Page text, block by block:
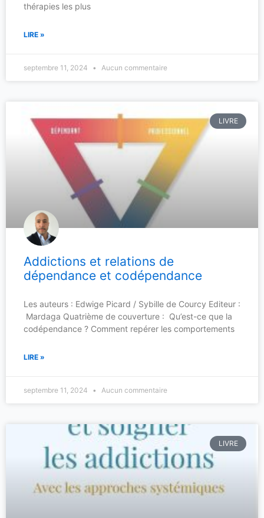
thérapies les plus
LIRE »
septembre 11, 2024 Aucun commentaire
LIVRE
Addictions et relations de
dépendance et codépendance
Les auteurs : Edwige Picard / Sybille de Courcy Editeur :
Mardaga Quatrième de couverture : Qu’est-ce que la
codépendance ? Comment repérer les comportements
LIRE »
septembre 11, 2024 Aucun commentaire
LIVRE